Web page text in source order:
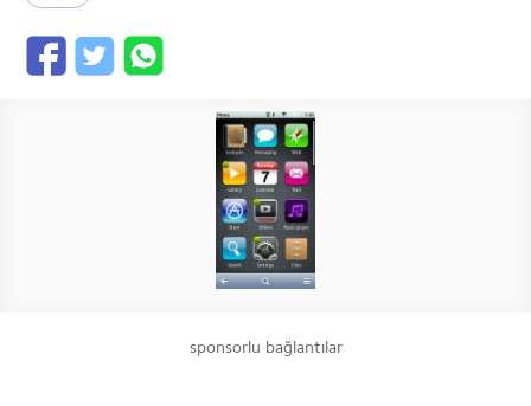
sponsorlu bağlantılar